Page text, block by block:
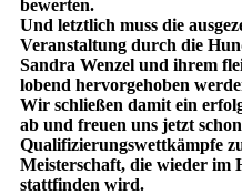
bewerten.
Und letztlich muss die
Veranstaltung durch die
Sandra Wenzel und ihrem
lobend hervorgehoben
Wir schließen damit ein
ab und freuen uns jetzt
Qualifizierungswettkämpfe
Meisterschaft, die wieder im
stattfinden wird.